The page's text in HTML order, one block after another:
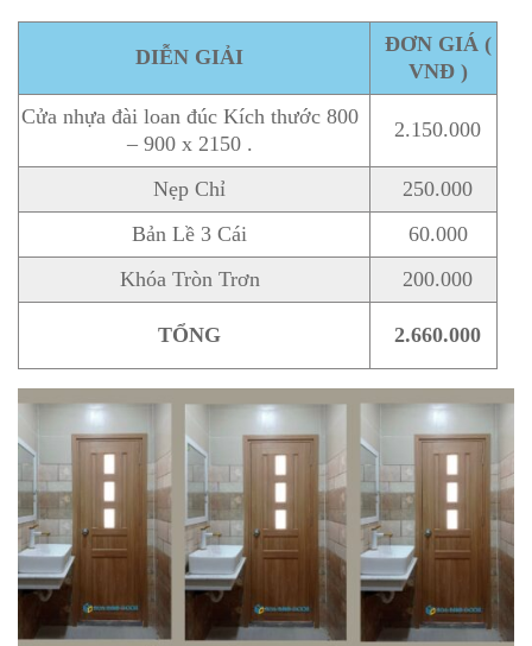
DIỄN GIẢI
ĐƠN GIÁ (
VNĐ )
Cửa nhựa đài loan đúc Kích thước 800
– 900 x 2150 .
2.150.000
Nẹp Chỉ
250.000
Bản Lề 3 Cái
60.000
Khóa Tròn Trơn
200.000
TỔNG 2.660.000